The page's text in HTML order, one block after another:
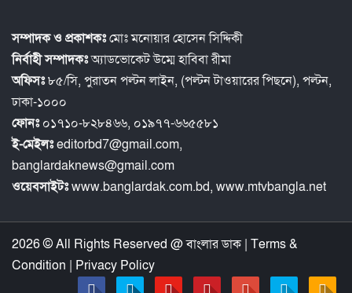
সম্পাদক ও প্রকাশকঃমোঃ মনোয়ার হোসেন সিদ্দিকী
নির্বাহী সম্পাদকঃঅ্যাডভোকেট উম্মে হাবিবা রীমা
অফিসঃ৮৫/সি, পুরাতন পল্টন লাইন, (পল্টন টাওয়ারের পিছনে), পল্টন,
ঢাকা-১০০০
ফোনঃ ০১৭১০-৮২৮৪৬৬, ০১৯৭৭-৬৬৫৫৮১
ই-মেইলঃeditorbd7@gmail.com,
banglardaknews@gmail.com
ওয়েবসাইটঃwww.banglardak.com.bd, www.mtvbangla.net
2026 © All Rights Reserved @বাংলার ডাক Terms &
Condition
Privacy Policy